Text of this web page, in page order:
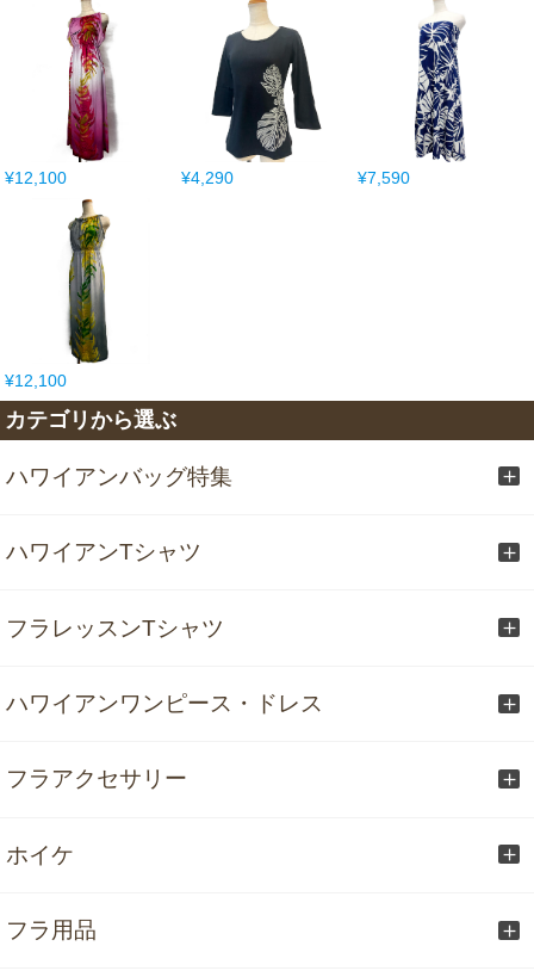
¥12,100 ¥4,290 ¥7,590
¥12,100
カテゴリから選ぶ
ハワイアンバッグ特集
ハワイアンTシャツ
フラレッスンTシャツ
ハワイアンワンピース・ドレス
フラアクセサリー
ホイケ
フラ用品